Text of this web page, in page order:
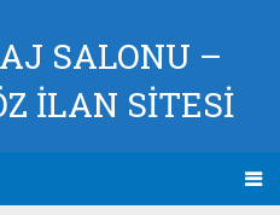
SALONU –
İLAN SİTESİ